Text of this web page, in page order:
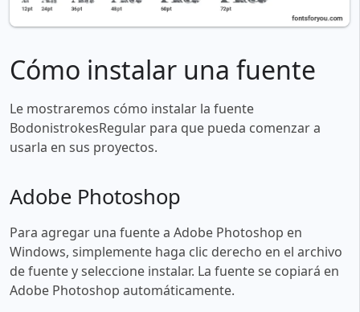
Cómo instalar una fuente
Le mostraremos cómo instalar la fuente
BodonistrokesRegular para que pueda comenzar a
usarla en sus proyectos.
Adobe Photoshop
Para agregar una fuente a Adobe Photoshop en
Windows, simplemente haga clic derecho en el archivo
de fuente y seleccione instalar. La fuente se copiará en
Adobe Photoshop automáticamente.